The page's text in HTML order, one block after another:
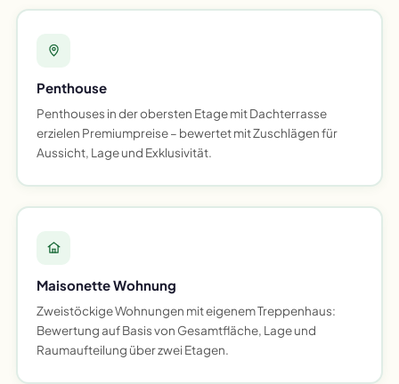
Penthouse
Penthouses in der obersten Etage mit Dachterrasse
erzielen Premiumpreise – bewertet mit Zuschlägen für
Aussicht, Lage und Exklusivität.
Maisonette Wohnung
Zweistöckige Wohnungen mit eigenem Treppenhaus:
Bewertung auf Basis von Gesamtfläche, Lage und
Raumaufteilung über zwei Etagen.